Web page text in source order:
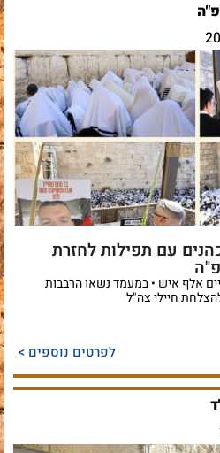
עם תפילות לחזרת
אלף איש • במעמד נשאו הרבבות
חיילי צה"ל
לפרטים נוספים >